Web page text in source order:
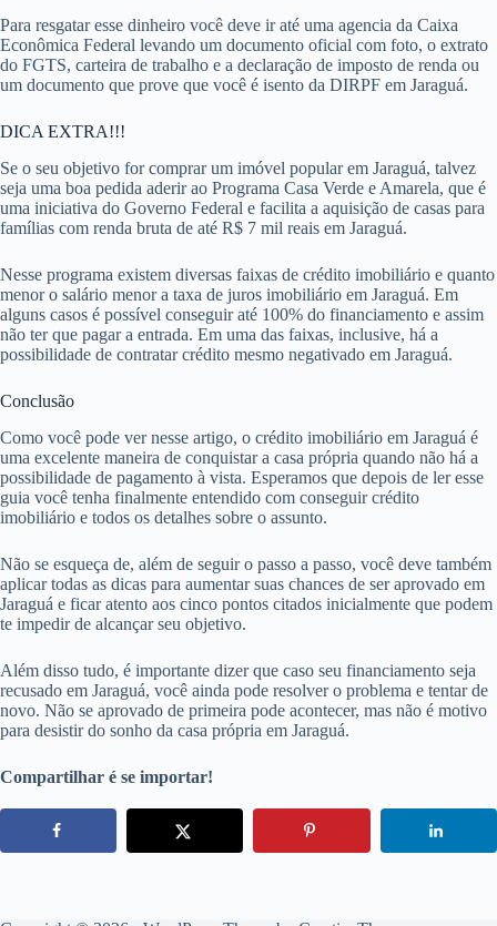
Para resgatar esse dinheiro você deve ir até uma agencia da Caixa
Econômica Federal levando um documento oficial com foto, o extrato
do FGTS, carteira de trabalho e a declaração de imposto de renda ou
um documento que prove que você é isento da DIRPF em Jaraguá.
DICA EXTRA!!!
Se o seu objetivo for comprar um imóvel popular em Jaraguá, talvez
seja uma boa pedida aderir ao Programa Casa Verde e Amarela, que é
uma iniciativa do Governo Federal e facilita a aquisição de casas para
famílias com renda bruta de até R$ 7 mil reais em Jaraguá.
Nesse programa existem diversas faixas de crédito imobiliário e quanto
menor o salário menor a taxa de juros imobiliário em Jaraguá. Em
alguns casos é possível conseguir até 100% do financiamento e assim
não ter que pagar a entrada. Em uma das faixas, inclusive, há a
possibilidade de contratar crédito mesmo negativado em Jaraguá.
Conclusão
Como você pode ver nesse artigo, o crédito imobiliário em Jaraguá é
uma excelente maneira de conquistar a casa própria quando não há a
possibilidade de pagamento à vista. Esperamos que depois de ler esse
guia você tenha finalmente entendido com conseguir crédito
imobiliário e todos os detalhes sobre o assunto.
Não se esqueça de, além de seguir o passo a passo, você deve também
aplicar todas as dicas para aumentar suas chances de ser aprovado em
Jaraguá e ficar atento aos cinco pontos citados inicialmente que podem
te impedir de alcançar seu objetivo.
Além disso tudo, é importante dizer que caso seu financiamento seja
recusado em Jaraguá, você ainda pode resolver o problema e tentar de
novo. Não se aprovado de primeira pode acontecer, mas não é motivo
para desistir do sonho da casa própria em Jaraguá.
Compartilhar é se importar!